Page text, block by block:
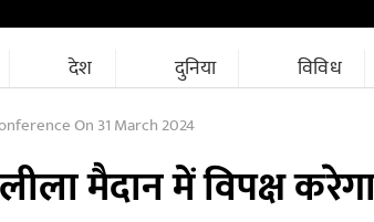
देश दुनिया विविध
On 31 March 2024
मैदान में विपक्ष